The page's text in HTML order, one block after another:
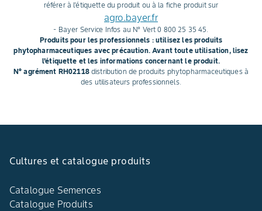
référer à l'étiquette du produit ou à la fiche produit sur
agro.bayer.fr
- Bayer Service Infos au N° Vert 0 800 25 35 45.
Produits pour les professionnels : utilisez les produits
phytopharmaceutiques avec précaution. Avant toute utilisation, lisez
l'étiquette et les informations concernant le produit.
N° agrément RH02118distribution de produits phytopharmaceutiques à
des utilisateurs professionnels.
Cultures et catalogue produits
Catalogue Semences
Catalogue Produits